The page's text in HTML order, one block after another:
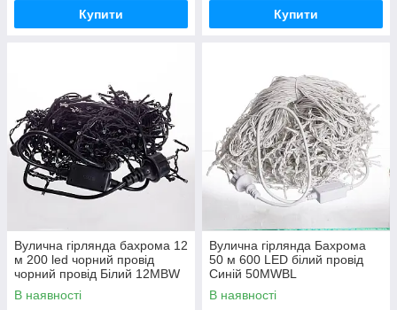
Купити Купити
Вулична гірлянда бахрома 12
м 200 led чорний провід
чорний провід Білий 12MBW
В наявності
Вулична гірлянда Бахрома
50 м 600 LED білий провід
Синій 50MWBL
В наявності